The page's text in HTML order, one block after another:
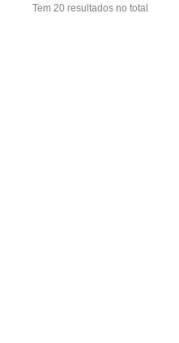
Tem 20 resultados no total